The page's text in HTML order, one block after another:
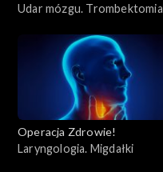
Udar mózgu. Trombektomia
Operacja Zdrowie!
Laryngologia. Migdałki